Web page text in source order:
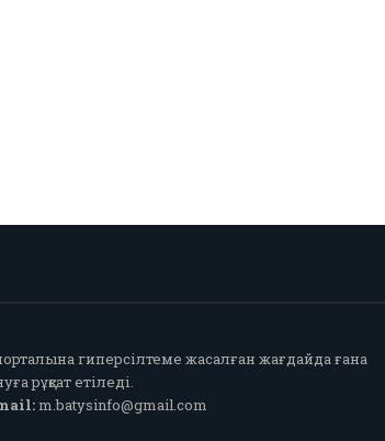
порталына гиперсілтеме жасалған жағдайда ғана
рұқсат етіледі.
m.batysinfo@gmail.com